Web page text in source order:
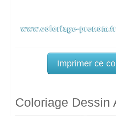
Imprimer ce
Coloriage Dessin